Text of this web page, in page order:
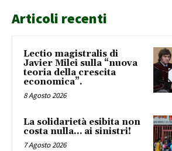
Articoli recenti
Lectio magistralis di
Javier Milei sulla “nuova
teoria della crescita
economica”.
8 Agosto 2026
La solidarietà esibita non
costa nulla… ai sinistri!
7 Agosto 2026